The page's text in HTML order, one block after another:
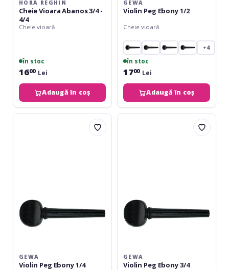
HORA REGHIN
Cheie Vioara Abanos 3/4 -
4/4
Cheie vioară
în stoc
1600 Lei
Adaugă în coș
GEWA
Violin Peg Ebony 1/2
Cheie vioară
+4
în stoc
1700 Lei
Adaugă în coș
Gewa
GEWA
Violin Peg Ebony 1/4
Gewa
GEWA
Violin Peg Ebony 3/4